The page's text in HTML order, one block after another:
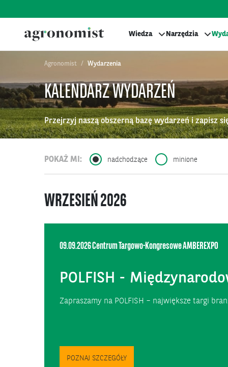
Wiedza Narzędzia
Agronomist Wydarzenia
KALENDARZ WYDARZEŃ
Przejrzyj naszą obszerną bazę wydarzeń i zapisz
POKAŻ MI : nadchodzące minione
WRZESIEŃ 2026
09.09.2026Centrum Targowo-Kongresowe AMBEREXPO
POLFISH -
Zapraszamy na POLFISH – największe targi
POZNAJ SZCZEGÓŁY